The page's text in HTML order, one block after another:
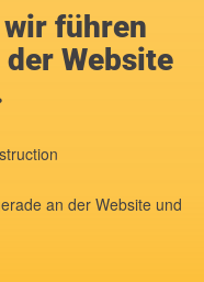
führen
Website
an der Website und